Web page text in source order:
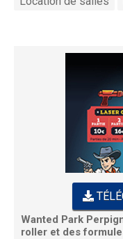
Wanted Park
roller et des